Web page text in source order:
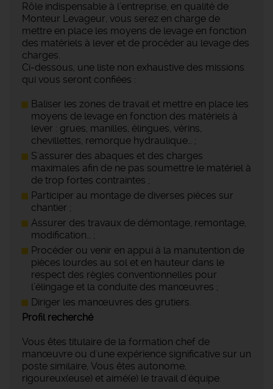
Rôle indispensable à l’entreprise, en qualité de
Monteur Levageur, vous serez en charge de
mettre en place les moyens de levage en fonction
des matériels à lever et de procéder au levage des
charges.
Ci-dessous, une liste non exhaustive des missions
qui vous seront confiées :
Baliser les zones de travail et mettre en place les
moyens de levage en fonction des matériels à
lever : grues, manilles, élingues, vérins,
chevillettes, remorque hydraulique… ;
S'assurer des abaques et des charges
maximales afin de ne pas soumettre le matériel à
de trop fortes contraintes ;
Participer au montage de diverses pièces sur
chantier ;
Assurer des travaux de démontage, remontage,
modification… ;
Procéder ou venir en appui à la manutention de
pièces lourdes au sol et en hauteur dans le
respect des règles conventionnelles pour
l’élingage et la conduite des manœuvres ;
Diriger les manœuvres des grutiers.
Profil recherché
Vous êtes titulaire de la formation chef de
manœuvre ou d'une expérience significative sur un
poste similaire, Vous êtes autonome,
rigoureux(euse) et aimé(e) le travail d'équipe.